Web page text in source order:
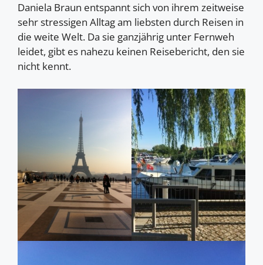
Daniela Braun entspannt sich von ihrem zeitweise
sehr stressigen Alltag am liebsten durch Reisen in
die weite Welt. Da sie ganzjährig unter Fernweh
leidet, gibt es nahezu keinen Reisebericht, den sie
nicht kennt.